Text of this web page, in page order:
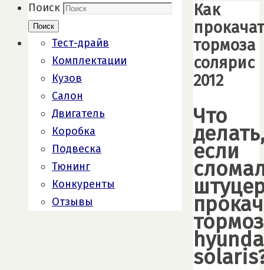
Как
тормоза
солярис
2012
Что
если
Поиск
Поиск
Тест-драйв
Комплектации
Кузов
Салон
Двигатель
Коробка
Подвеска
Тюнинг
Конкуренты
Отзывы